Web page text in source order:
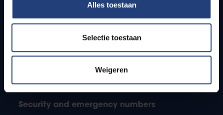
Alles toestaan
Selectie toestaan
Weigeren
Students
PhD students
Teachers and secondary schools
Working students
Security and emergency numbers